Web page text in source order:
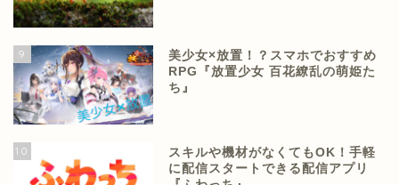
9
美少女×放置！？スマホでおすすめ
RPG『放置少女 百花繚乱の萌姫た
ち』
10
スキルや機材がなくてもOK！手軽
に配信スタートできる配信アプリ